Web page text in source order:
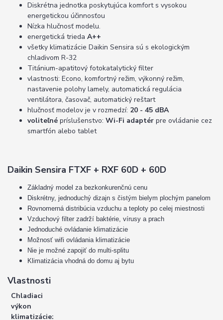
Diskrétna jednotka poskytujúca komfort s vysokou
energetickou účinnosťou
Nízka hlučnosť modelu.
energetická trieda A++
všetky klimatizácie Daikin Sensira sú s ekologickým
chladivom R-32
Titánium-apatitový fotokatalytický filter
vlastnosti: Econo, komfortný režim, výkonný režim,
nastavenie polohy lamely, automatická regulácia
ventilátora, časovač, automatický reštart
hlučnosť modelov je v rozmedzí: 20 - 45 dBA
voliteľné príslušenstvo: Wi-Fi adaptér pre ovládanie cez
smartfón alebo tablet
Daikin Sensira FTXF + RXF 60D + 60D
Základný model za bezkonkurenčnú cenu
Diskrétny, jednoduchý dizajn s čistým bielym plochým panelom
Rovnomerná distribúcia vzduchu a teploty po celej miestnosti
Vzduchový filter zadrží baktérie, vírusy a prach
Jednoduché ovládanie klimatizácie
Možnosť wifi ovládania klimatizácie
Nie je možné zapojiť do multi-splitu
Klimatizácia vhodná do domu aj bytu
Vlastnosti
Chladiaci
výkon
klimatizácie: